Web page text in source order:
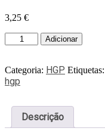
3,25 €
Adicionar
Categoria: HGP Etiquetas:
hgp
Descrição